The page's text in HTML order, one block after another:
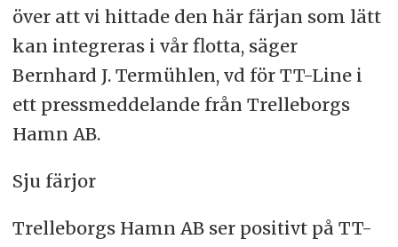
över att vi hittade den här färjan som lätt
kan integreras i vår flotta, säger
Bernhard J. Termühlen, vd för TT-Line i
ett pressmeddelande från Trelleborgs
Hamn AB.
Sju färjor
Trelleborgs Hamn AB ser positivt på TT-